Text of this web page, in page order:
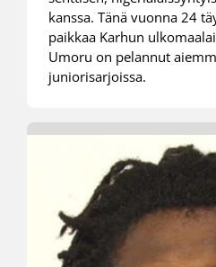
kanssa. Tänä vuonna 24
paikkaa Karhun
Umoru on pelannut
juniorisarjoissa.